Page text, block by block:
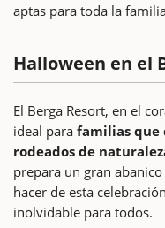
aptas para toda la
Halloween en el
El Berga Resort, en el
ideal para familias que
rodeados de
prepara un gran
hacer de esta
inolvidable para todos.